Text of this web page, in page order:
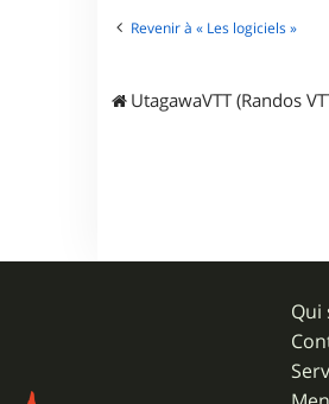
Revenir à « Les logiciels »
UtagawaVTT (Randos
Qui